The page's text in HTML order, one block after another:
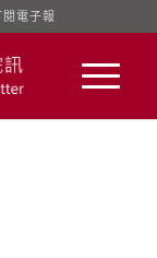
閱電子報